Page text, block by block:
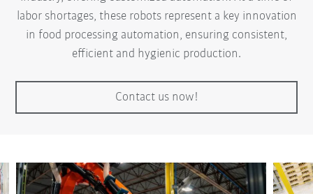
labor shortages, these robots represent a key innovation
in food processing automation, ensuring consistent,
efficient and hygienic production.
Contact us now!